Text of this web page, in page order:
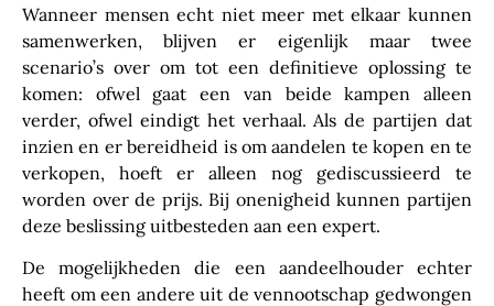
Wanneer mensen echt niet meer met elkaar kunnen
samenwerken, blijven er eigenlijk maar twee
scenario’s over om tot een definitieve oplossing te
komen: ofwel gaat een van beide kampen alleen
verder, ofwel eindigt het verhaal. Als de partijen dat
inzien en er bereidheid is om aandelen te kopen en te
verkopen, hoeft er alleen nog gediscussieerd te
worden over de prijs. Bij onenigheid kunnen partijen
deze beslissing uitbesteden aan een expert.
De mogelijkheden die een aandeelhouder echter
heeft om een andere uit de vennootschap gedwongen